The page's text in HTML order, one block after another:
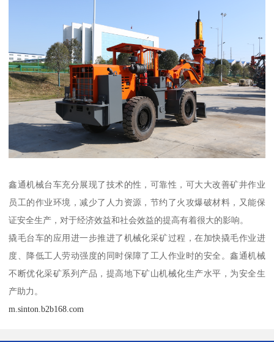
鑫通机械台车充分展现了技术的性，可靠性，可大大改善矿井作业
员工的作业环境，减少了人力资源，节约了火攻爆破材料，又能保
证安全生产，对于经济效益和社会效益的提高有着很大的影响。
撬毛台车的应用进一步推进了机械化采矿过程，在加快撬毛作业进
度、降低工人劳动强度的同时保障了工人作业时的安全。鑫通机械
不断优化采矿系列产品，提高地下矿山机械化生产水平，为安全生
产助力。
m.sinton.b2b168.com